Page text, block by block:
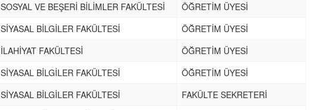
SOSYAL VE BEŞERİ BİLİMLER FAKÜLTESİ
ÖĞRETİM ÜYESİ
SİYASAL BİLGİLER FAKÜLTESİ
ÖĞRETİM ÜYESİ
İLAHİYAT FAKÜLTESİ
ÖĞRETİM ÜYESİ
SİYASAL BİLGİLER FAKÜLTESİ
ÖĞRETİM ÜYESİ
SİYASAL BİLGİLER FAKÜLTESİ
FAKÜLTE SEKRETERİ